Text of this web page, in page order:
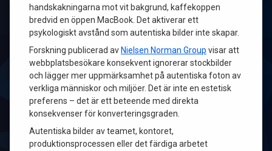
handskakningarna mot vit bakgrund, kaffekoppen
bredvid en öppen MacBook. Det aktiverar ett
psykologiskt avstånd som autentiska bilder inte skapar.
Forskning publicerad av Nielsen Norman Group visar att
webbplatsbesökare konsekvent ignorerar stockbilder
och lägger mer uppmärksamhet på autentiska foton av
verkliga människor och miljöer. Det är inte en estetisk
preferens – det är ett beteende med direkta
konsekvenser för konverteringsgraden.
Autentiska bilder av teamet, kontoret,
produktionsprocessen eller det färdiga arbetet